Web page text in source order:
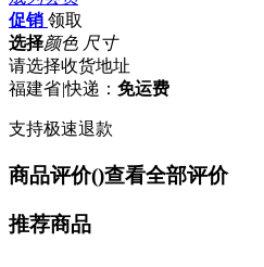
促销 领取
选择颜色 尺寸
请选择收货地址
福建省|快递： 免运费
支持极速退款
商品评价()查看全部评价
推荐商品